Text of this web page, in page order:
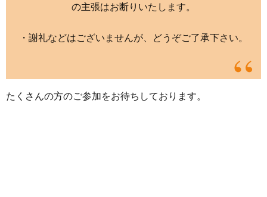
の主張はお断りいたします。
・謝礼などはございませんが、どうぞご了承下さい。
たくさんの方のご参加をお待ちしております。